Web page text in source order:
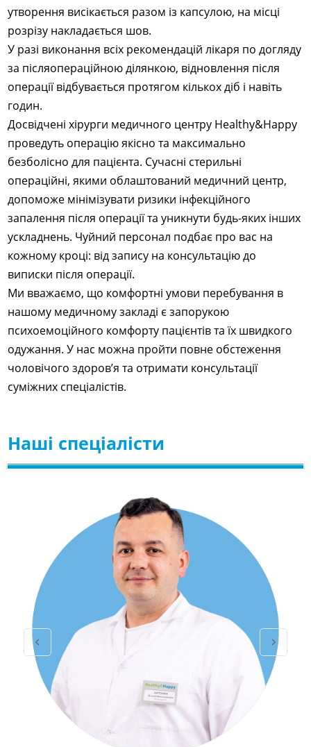
утворення висікається разом із капсулою, на місці
розрізу накладається шов.
У разі виконання всіх рекомендацій лікаря по догляду
за післяопераційною ділянкою, відновлення після
операції відбувається протягом кількох діб і навіть
годин.
Досвідчені хірурги медичного центру Healthy&Happy
проведуть операцію якісно та максимально
безболісно для пацієнта. Сучасні стерильні
операційні, якими облаштований медичний центр,
допоможе мінімізувати ризики інфекційного
запалення після операції та уникнути будь-яких інших
ускладнень. Чуйний персонал подбає про вас на
кожному кроці: від запису на консультацію до
виписки після операції.
Ми вважаємо, що комфортні умови перебування в
нашому медичному закладі є запорукою
психоемоційного комфорту пацієнтів та їх швидкого
одужання. У нас можна пройти повне обстеження
чоловічого здоров’я та отримати консультації
суміжних спеціалістів.
Наші спеціалісти